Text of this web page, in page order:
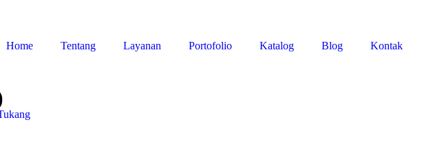
Home Tentang Layanan Portofolio Katalog Blog Kontak